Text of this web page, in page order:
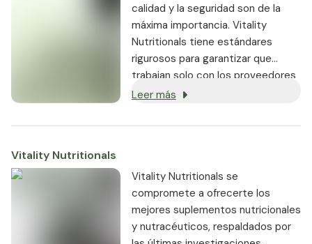
calidad y la seguridad son de la
máxima importancia. Vitality
Nutritionals tiene estándares
rigurosos para garantizar que
trabajan solo con los proveedores
más reputables.
Leer más
Vitality Nutritionals
Vitality Nutritionals se
compromete a ofrecerte los
mejores suplementos nutricionales
y nutracéuticos, respaldados por